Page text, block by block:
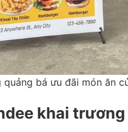
bá ưu đãi món ăn
khai